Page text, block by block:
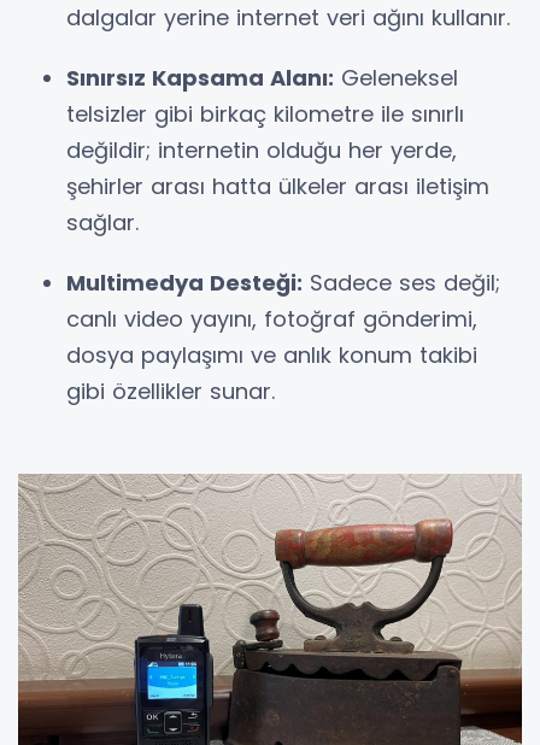
dalgalar yerine internet veri ağını kullanır.
Sınırsız Kapsama Alanı: Geleneksel
telsizler gibi birkaç kilometre ile sınırlı
değildir; internetin olduğu her yerde,
şehirler arası hatta ülkeler arası iletişim
sağlar.
Multimedya Desteği: Sadece ses değil;
canlı video yayını, fotoğraf gönderimi,
dosya paylaşımı ve anlık konum takibi
gibi özellikler sunar.